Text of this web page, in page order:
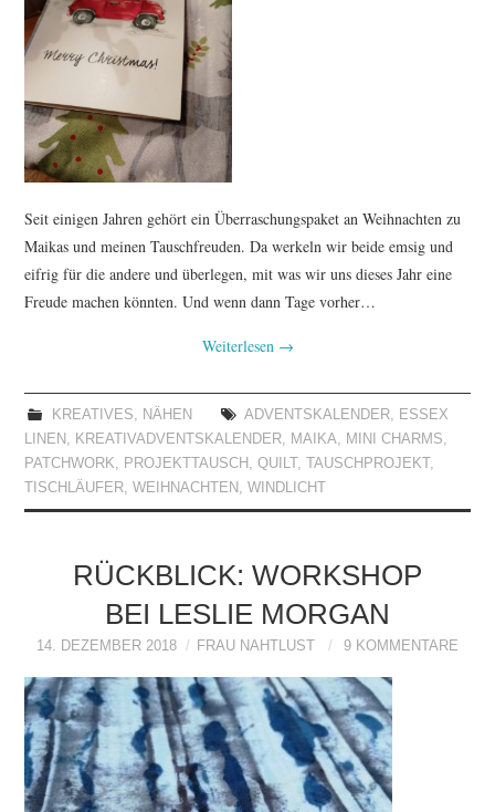
Seit einigen Jahren gehört ein Überraschungspaket an Weihnachten zu
Maikas und meinen Tauschfreuden. Da werkeln wir beide emsig und
eifrig für die andere und überlegen, mit was wir uns dieses Jahr eine
Freude machen könnten. Und wenn dann Tage vorher…
Weiterlesen →
KREATIVES, NÄHEN ADVENTSKALENDER, ESSEX
LINEN , KREATIVADVENTSKALENDER, MAIKA, MINI CHARMS,
PATCHWORK, PROJEKTTAUSCH ,QUILT,TAUSCHPROJEKT,
TISCHLÄUFER,WEIHNACHTEN ,WINDLICHT
RÜCKBLICK: WORKSHOP
BEI LESLIE MORGAN
14. DEZEMBER 2018 FRAU NAHTLUST 9 KOMMENTARE